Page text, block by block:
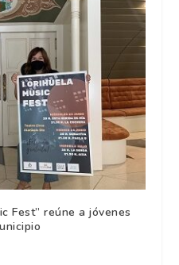
Fest” reúne a jóvenes